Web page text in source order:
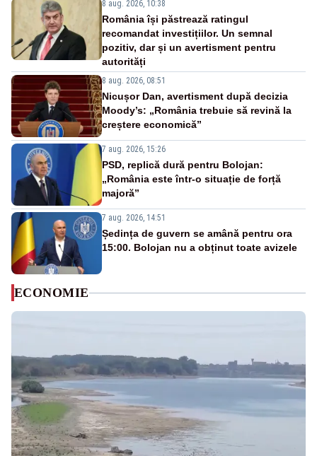
8 aug. 2026, 10:38
România își păstrează ratingul
recomandat investițiilor. Un semnal
pozitiv, dar și un avertisment pentru
autorități
8 aug. 2026, 08:51
Nicușor Dan, avertisment după decizia
Moody’s: „România trebuie să revină la
creștere economică”
7 aug. 2026, 15:26
PSD, replică dură pentru Bolojan:
„România este într-o situație de forță
majoră”
7 aug. 2026, 14:51
Ședința de guvern se amână pentru ora
15:00. Bolojan nu a obținut toate avizele
ECONOMIE